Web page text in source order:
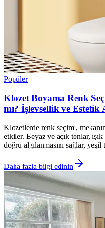
Popüler
Klozet Boyama Renk
mı? İşlevsellik ve Estetik
Klozetlerde renk seçimi, mekanın
etkiler. Beyaz ve açık tonlar,
doğru algılanmasını sağlar,
Daha fazla bilgi edinin